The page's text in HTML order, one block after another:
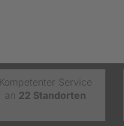
Kompetenter Service
an 22 Standorten